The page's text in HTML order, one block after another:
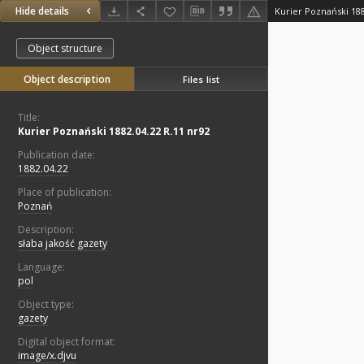
Hide details Kurier Poznański
Object structure
Object description Files list
Title:
Kurier Poznański 1882.04.22 R.11 nr92
Publication date:
1882.04.22
Place of publication:
Poznań
Description:
słaba jakość gazety
Language:
pol
Object type:
gazety
Digital object format:
image/x.djvu